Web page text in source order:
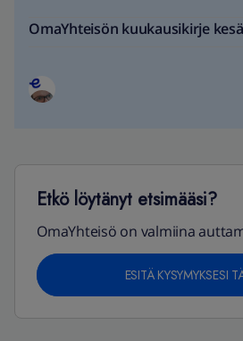
OmaYhteisön kuukausikirje
Etkö löytänyt etsimääsi?
OmaYhteisö on valmiina
ESITÄ KYSYMYKSESI